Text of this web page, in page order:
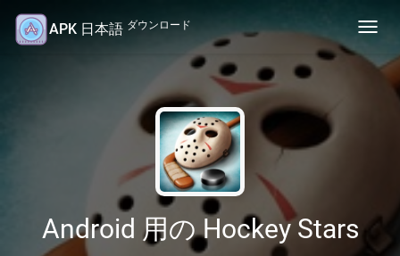
APK 日本語 ダウンロード
Android 用の Hockey Stars